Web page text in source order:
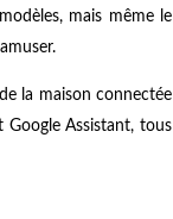
mais même le
la maison connectée
Google Assistant, tous